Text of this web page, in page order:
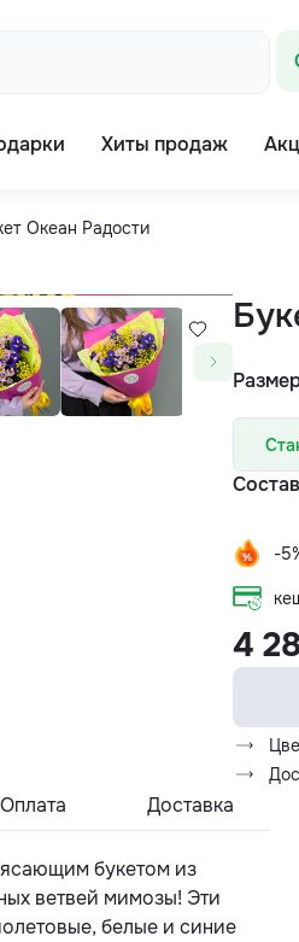
Хиты продаж
Океан Радости
-
4
Оплата Доставка
букетом из
ветвей мимозы! Эти
белые и синие